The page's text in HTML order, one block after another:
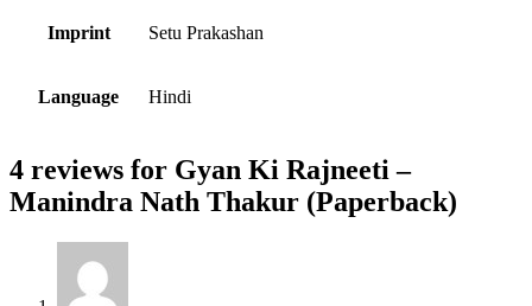
Imprint Setu Prakashan
Language Hindi
4 reviews for Gyan Ki Rajneeti –
Manindra Nath Thakur (Paperback)